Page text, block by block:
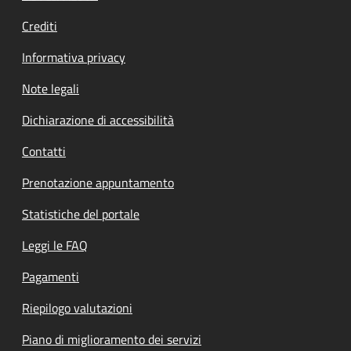
Crediti
Informativa privacy
Note legali
Dichiarazione di accessibilità
Contatti
Prenotazione appuntamento
Statistiche del portale
Leggi le FAQ
Pagamenti
Riepilogo valutazioni
Piano di miglioramento dei servizi